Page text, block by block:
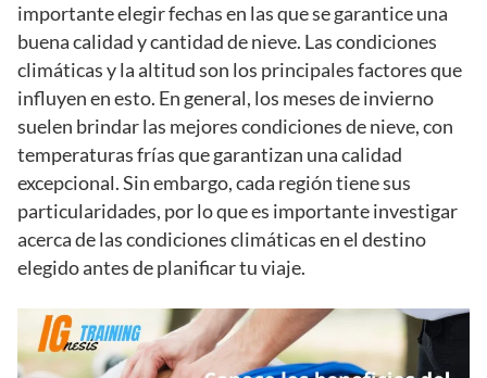
importante elegir fechas en las que se garantice una
buena calidad y cantidad de nieve. Las condiciones
climáticas y la altitud son los principales factores que
influyen en esto. En general, los meses de invierno
suelen brindar las mejores condiciones de nieve, con
temperaturas frías que garantizan una calidad
excepcional. Sin embargo, cada región tiene sus
particularidades, por lo que es importante investigar
acerca de las condiciones climáticas en el destino
elegido antes de planificar tu viaje.